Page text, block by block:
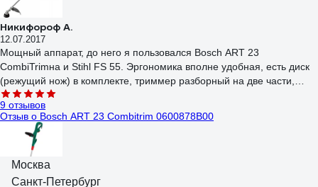
Никифороф А.
12.07.2017
Мощный аппарат, до него я пользовался Bosch ART 23
CombiTrimна и Stihl FS 55. Эргономика вполне удобная, есть диск
(режущий нож) в комплекте, триммер разборный на две части,
умеренный шум, легкий, выброс лески путем легкого удара
шпульки о землю прямо во время работы (не знаю есть в других
такая опция, знаю что есть и варианты с автоматической подачей),
сделан из хороших материалов, на кожухе есть ограничительный
нож для длины лески, не советую пренебрегать его установкой,
реально убережет пластик от порчи и утраты. В общем достал из
коробки, собрал и начал работать. Кроме добавления лески в
9 отзывов
Отзыв о Bosch ART 23 Combitrim 0600878B00
Москва
Санкт-Петербург